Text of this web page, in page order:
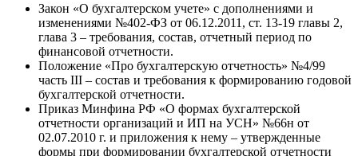
Закон «О бухгалтерском учете» с дополнениями и
изменениями №402-ФЗ от 06.12.2011, ст. 13-19 главы 2,
глава 3 – требования, состав, отчетный период по
финансовой отчетности.
Положение «Про бухгалтерскую отчетность» №4/99
часть III – состав и требования к формированию годовой
бухгалтерской отчетности.
Приказ Минфина РФ «О формах бухгалтерской
отчетности организаций и ИП на УСН» №66н от
02.07.2010 г. и приложения к нему – утвержденные
формы при формировании бухгалтерской отчетности